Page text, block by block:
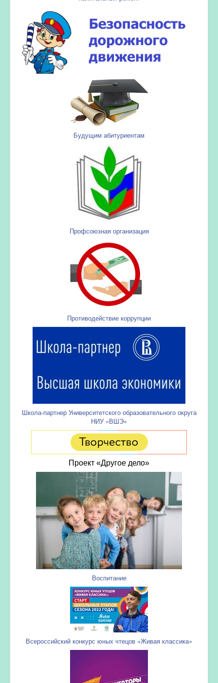
Будущим абитуриентам
Профсоюзная организация
Противодействие коррупции
Школа-партнер Университетского образовательного округа
НИУ «ВШЭ»
Проект «Другое дело»
Воспитание
Всероссийский конкурс юных чтецов «Живая классика»